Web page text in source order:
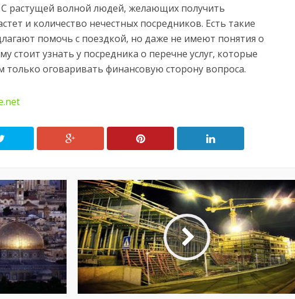
растущей волной людей, желающих получить
и количество нечестных посредников. Есть такие
помочь с поездкой, но даже не имеют понятия о
стоит узнать у посредника о перечне услуг, которые
оговаривать финансовую сторону вопроса.